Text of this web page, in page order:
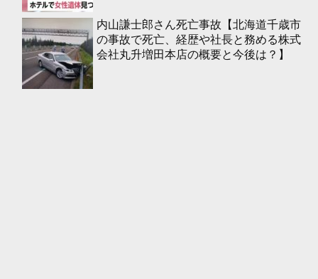
内山謙士郎さん死亡事故【北海道千歳市
の事故で死亡、経歴や社長と務める株式
会社丸升増田本店の概要と今後は？】